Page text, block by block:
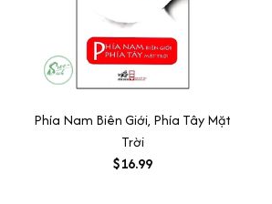
Phía Nam Biên Giới, Phía Tây Mặt
Trời
$16.99